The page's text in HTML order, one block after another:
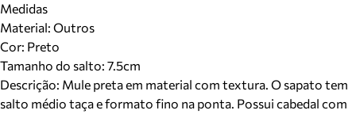
Medidas
Material: Outros
Cor: Preto
Tamanho do salto: 7.5cm
Descrição: Mule preta em material com textura. O sapato tem
salto médio taça e formato fino na ponta. Possui cabedal com